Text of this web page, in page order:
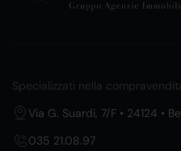
Specializzati nella
Via G. Suardi, 7/F • 24124 •
035 21.08.97